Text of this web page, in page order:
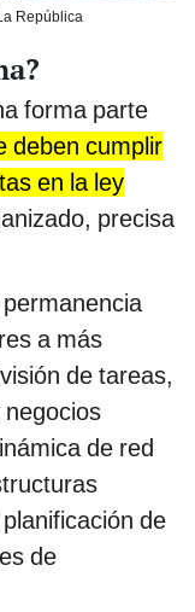
República
forma parte
deben cumplir
en la ley
precisa
a más
de tareas,
de red
de
de